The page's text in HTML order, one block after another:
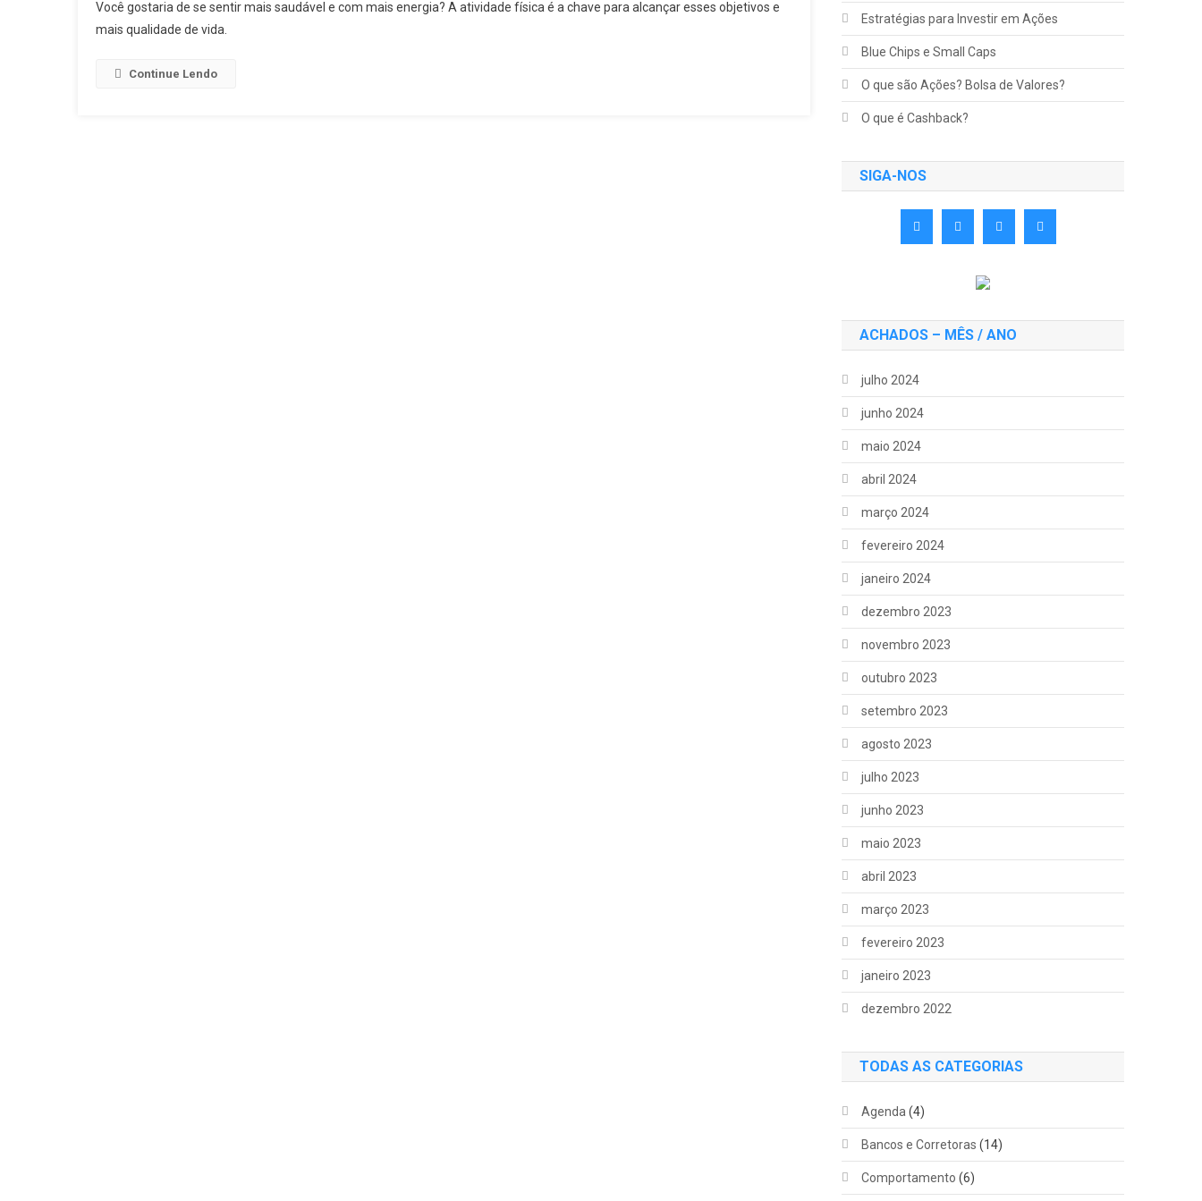
Você gostaria de se sentir mais saudável e com mais energia? A atividade física é a chave para alcançar esses objetivos e
mais qualidade de vida.
Continue Lendo
Estratégias para Investir em Ações
Blue Chips e Small Caps
O que são Ações? Bolsa de Valores?
O que é Cashback?
SIGA-NOS
ACHADOS – MÊS / ANO
julho 2024
junho 2024
maio 2024
abril 2024
março 2024
fevereiro 2024
janeiro 2024
dezembro 2023
novembro 2023
outubro 2023
setembro 2023
agosto 2023
julho 2023
junho 2023
maio 2023
abril 2023
março 2023
fevereiro 2023
janeiro 2023
dezembro 2022
TODAS AS CATEGORIAS
Agenda (4)
Bancos e Corretoras (14)
Comportamento (6)